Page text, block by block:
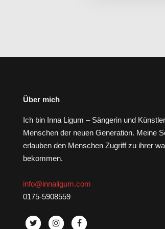
Über mich
Ich bin Inna Ligum – Sängerin und
Menschen der neuen Generation. Meine
erlauben den Menschen Zugriff zu ihrer
bekommen.
info@innaligum.com
0175-5908559